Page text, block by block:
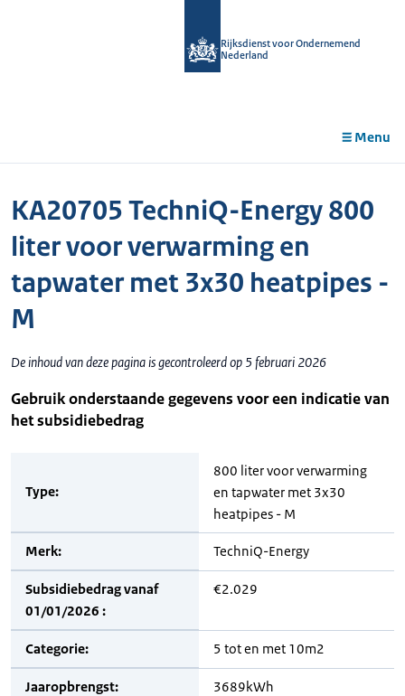
Rijksdienst voor Ondernemend
Nederland
Menu
KA20705 TechniQ-Energy 800
liter voor verwarming en
tapwater met 3x30 heatpipes -
M
De inhoud van deze pagina is gecontroleerd op 5 februari 2026
Gebruik onderstaande gegevens voor een indicatie van
het subsidiebedrag
Type:
800 liter voor verwarming
en tapwater met 3x30
heatpipes - M
Merk: TechniQ-Energy
Subsidiebedrag vanaf
01/01/2026 :
€2.029
Categorie: 5 tot en met 10m2
Jaaropbrengst: 3689kWh